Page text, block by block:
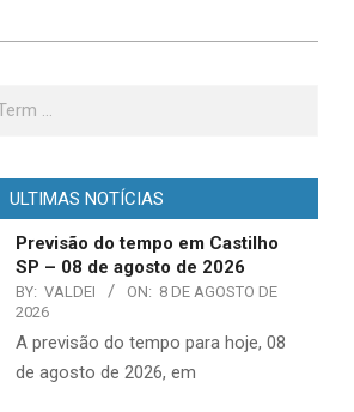
ULTIMAS NOTÍCIAS
Previsão do tempo em Castilho
SP – 08 de agosto de 2026
BY: VALDEI ON: 8 DE AGOSTO DE
2026
A previsão do tempo para hoje, 08
de agosto de 2026, em